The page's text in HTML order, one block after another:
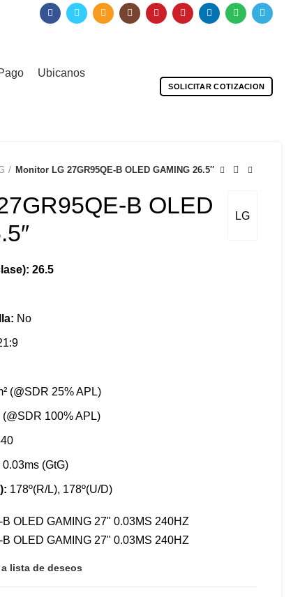
Ubicanos
SOLICITAR COTIZACION
Monitor LG 27GR95QE-B OLED GAMING 26.5″
LG
B OLED
26.5
No
(@SDR 25% APL)
(@SDR 100% APL)
0.03ms (GtG)
178º(R/L), 178º(U/D)
lista de deseos